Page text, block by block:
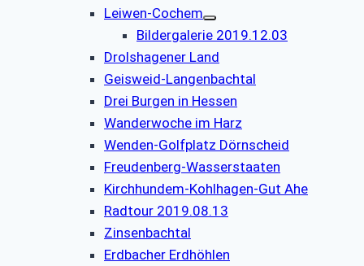
Leiwen-Cochem
Bildergalerie 2019.12.03
Drolshagener Land
Geisweid-Langenbachtal
Drei Burgen in Hessen
Wanderwoche im Harz
Wenden-Golfplatz Dörnscheid
Freudenberg-Wasserstaaten
Kirchhundem-Kohlhagen-Gut Ahe
Radtour 2019.08.13
Zinsenbachtal
Erdbacher Erdhöhlen